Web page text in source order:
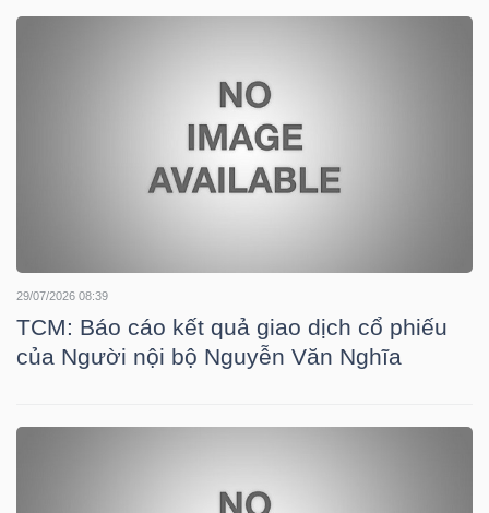
29/07/2026 08:39
TCM: Báo cáo kết quả giao dịch cổ phiếu
của Người nội bộ Nguyễn Văn Nghĩa
TÀI